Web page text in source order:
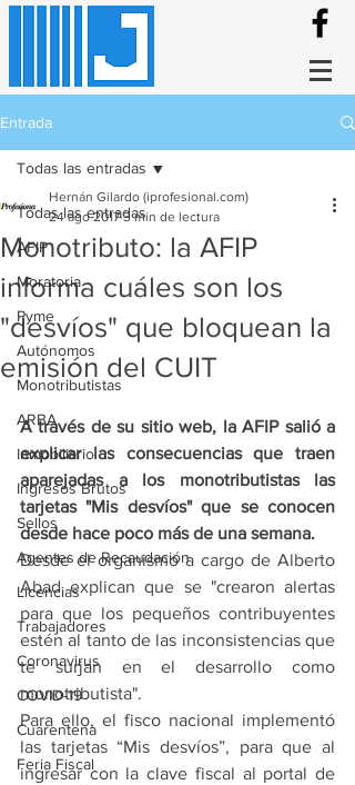
Entrada
Todas las entradas
AFIP
Moratoria
Pyme
Autónomos
Monotributistas
ARBA
Inmobiliario
Ingresos Brutos
Sellos
Agentes de Recaudación
Licencias
Trabajadores
Coronavirus
COVID-19
Cuarentena
Feria Fiscal
Todas las entradas
Monotributo: la AFIP
informa cuáles son los
"desvíos" que bloquean la
emisión del CUIT
Hernán Gilardo (iprofesional.com)
24 ago 2017 3 min de lectura
A través de su sitio web, la AFIP salió a
explicar las consecuencias que traen
aparejadas a los monotributistas las
tarjetas "Mis desvíos" que se conocen
desde hace poco más de una semana.
Desde el organismo a cargo de Alberto
Abad explican que se "crearon alertas
para que los pequeños contribuyentes
estén al tanto de las inconsistencias que
te surjan en el desarrollo como
monotributista".
Para ello, el fisco nacional implementó
las tarjetas “Mis desvíos”, para que al
ingresar con la clave fiscal al portal de